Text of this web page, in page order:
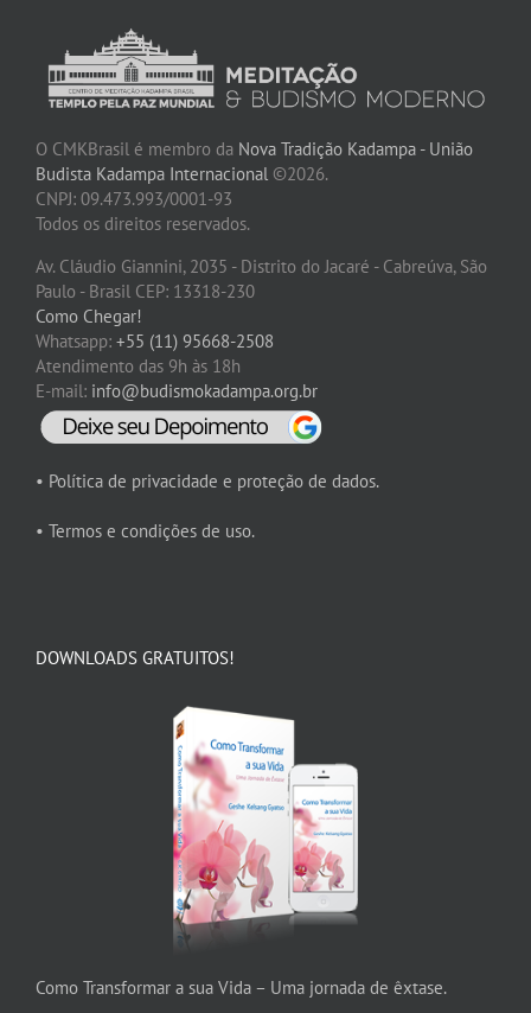
O CMKBrasil é membro da Nova Tradição Kadampa - União
Budista Kadampa Internacional ©2026.
CNPJ: 09.473.993/0001-93
Todos os direitos reservados.
Av. Cláudio Giannini, 2035 - Distrito do Jacaré - Cabreúva, São
Paulo - Brasil CEP: 13318-230
Como Chegar!
Whatsapp: +55 (11) 95668-2508
Atendimento das 9h às 18h
E-mail: info@budismokadampa.org.br
• Política de privacidade e proteção de dados.
• Termos e condições de uso.
DOWNLOADS GRATUITOS!
Como Transformar a sua Vida – Uma jornada de êxtase.